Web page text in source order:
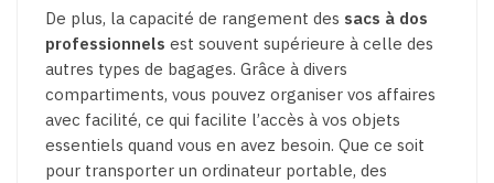
De plus, la capacité de rangement des sacs à dos
professionnels est souvent supérieure à celle des
autres types de bagages. Grâce à divers
compartiments, vous pouvez organiser vos affaires
avec facilité, ce qui facilite l’accès à vos objets
essentiels quand vous en avez besoin. Que ce soit
pour transporter un ordinateur portable, des